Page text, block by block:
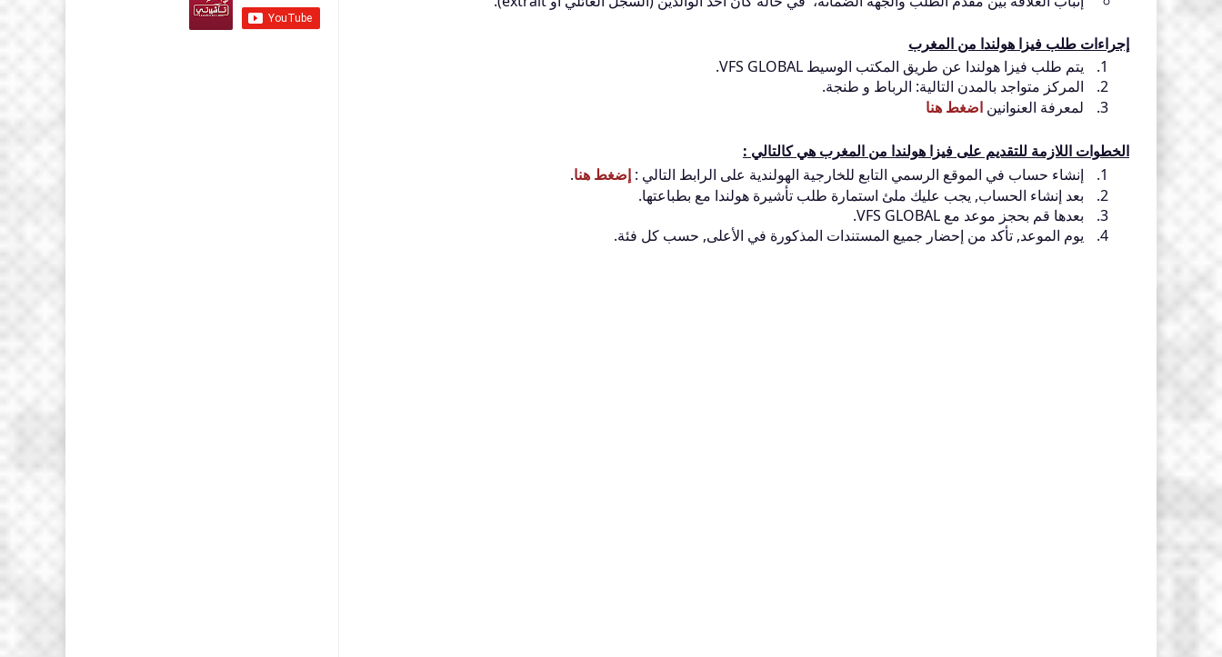
إجراءات طلب فيزا هولندا من المغرب
يتم طلب فيزا هولندا عن طريق المكتب الوسيط VFS GLOBAL.
المركز متواجد بالمدن التالية: الرباط و طنجة.
لمعرفة العنوانين اضغط هنا
الخطوات اللازمة للتقديم على فيزا هولندا من المغرب هي كالتالي :
إنشاء حساب في الموقع الرسمي التابع للخارجية الهولندية على الرابط التالي : إضغط هنا.
بعد إنشاء الحساب, يجب عليك ملئ استمارة طلب تأشيرة هولندا مع بطباعتها.
بعدها قم بحجز موعد مع VFS GLOBAL.
يوم الموعد, تأكد من إحضار جميع المستندات المذكورة في الأعلى, حسب كل فئة.